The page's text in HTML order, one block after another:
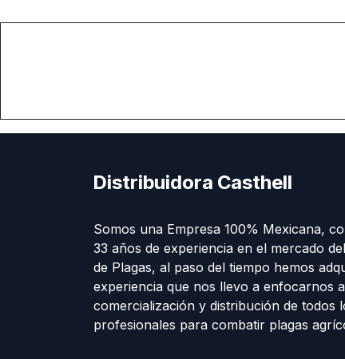
Distribuidora Casthell
Somos una Empresa 100% Mexicana,
33 años de experiencia en el mercado
de Plagas, al paso del tiempo hemos
experiencia que nos llevo a enfocarnos
comercialización y distribución de todos
profesionales para combatir plagas